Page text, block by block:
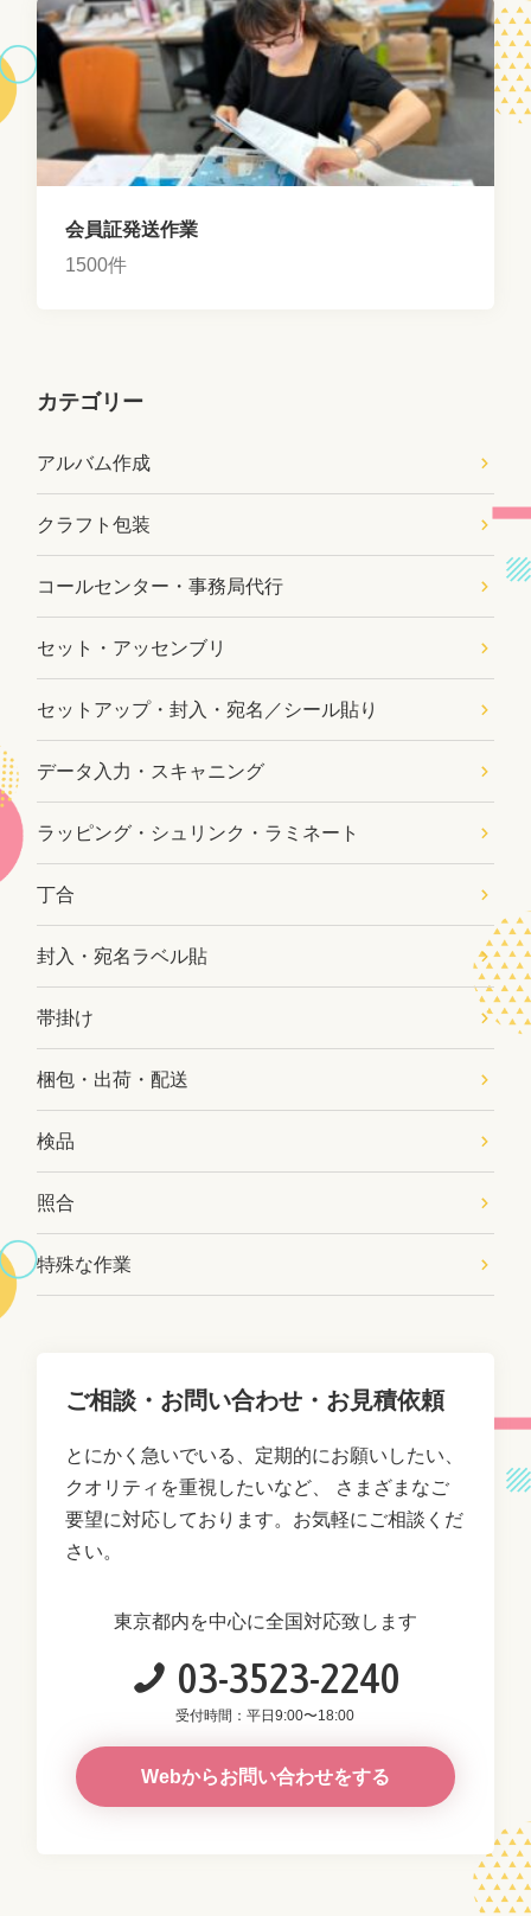
会員証発送作業
1500件
カテゴリー
アルバム作成
クラフト包装
コールセンター・事務局代行
セット・アッセンブリ
セットアップ・封入・宛名／シール貼り
データ入力・スキャニング
ラッピング・シュリンク・ラミネート
丁合
封入・宛名ラベル貼
帯掛け
梱包・出荷・配送
検品
照合
特殊な作業
ご相談・お問い合わせ・お見積依頼
とにかく急いでいる、定期的にお願いしたい、
クオリティを重視したいなど、
さまざまなご
要望に対応しております。お気軽にご相談くだ
さい。
東京都内を中心に全国対応致します
03-3523-2240
受付時間：平日9:00〜18:00
Webからお問い合わせをする